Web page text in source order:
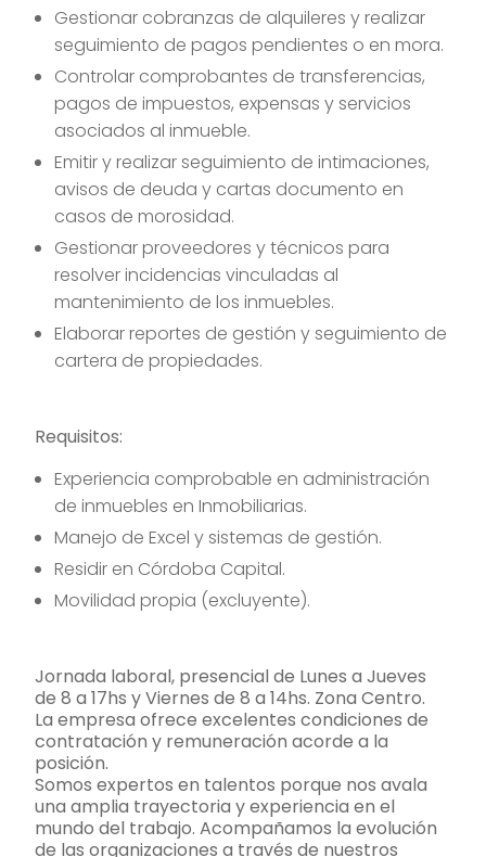
Gestionar cobranzas de alquileres y realizar
seguimiento de pagos pendientes o en mora.
Controlar comprobantes de transferencias,
pagos de impuestos, expensas y servicios
asociados al inmueble.
Emitir y realizar seguimiento de intimaciones,
avisos de deuda y cartas documento en
casos de morosidad.
Gestionar proveedores y técnicos para
resolver incidencias vinculadas al
mantenimiento de los inmuebles.
Elaborar reportes de gestión y seguimiento de
cartera de propiedades.
Requisitos:
Experiencia comprobable en administración
de inmuebles en Inmobiliarias.
Manejo de Excel y sistemas de gestión.
Residir en Córdoba Capital.
Movilidad propia (excluyente).
Jornada laboral, presencial de Lunes a Jueves
de 8 a 17hs y Viernes de 8 a 14hs. Zona Centro.
La empresa ofrece excelentes condiciones de
contratación y remuneración acorde a la
posición.
Somos expertos en talentos porque nos avala
una amplia trayectoria y experiencia en el
mundo del trabajo. Acompañamos la evolución
de las organizaciones a través de nuestros